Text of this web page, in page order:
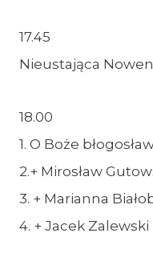
17.45
Nieustająca
18.00
1. O Boże
2.+ Mirosław
3. + Marianna
4. + Jacek Zalewski